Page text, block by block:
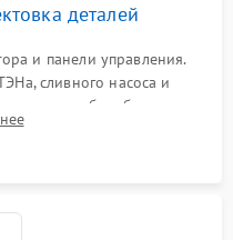
деталей
и панели управления.
сливного насоса и
барабана и
люка на разрывы.